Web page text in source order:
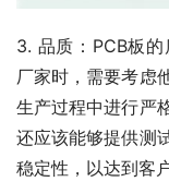
3. 品质：PCB板
厂家时，需要考虑
生产过程中进行严
还应该能够提供测
稳定性，以达到客